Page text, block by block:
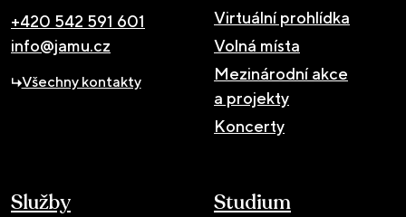
+420 542 591 601
info@jamu.cz
Všechny kontakty
Virtuální prohlídka
Volná místa
Mezinárodní akce
a projekty
Koncerty
Služby Studium